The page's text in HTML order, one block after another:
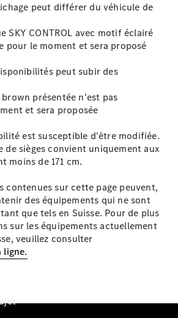
peut différer du véhicule de
SKY CONTROL avec motif éclairé
pour le moment et sera proposé
peut subir des
présentée n'est pas
et sera proposée
est susceptible d'être modifiée.
de sièges convient uniquement aux
moins de 171 cm.
contenues sur cette page peuvent,
des équipements qui ne sont
que tels en Suisse. Pour de plus
sur les équipements actuellement
veuillez consulter